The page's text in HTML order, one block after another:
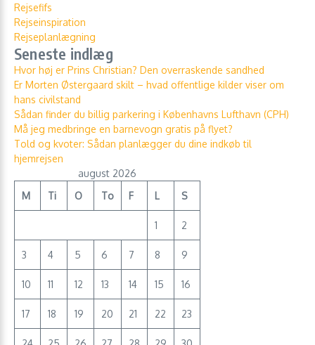
Rejsefifs
Rejseinspiration
Rejseplanlægning
Seneste indlæg
Hvor høj er Prins Christian? Den overraskende sandhed
Er Morten Østergaard skilt – hvad offentlige kilder viser om
hans civilstand
Sådan finder du billig parkering i Københavns Lufthavn (CPH)
Må jeg medbringe en barnevogn gratis på flyet?
Told og kvoter: Sådan planlægger du dine indkøb til
hjemrejsen
august 2026
M
Ti O To F L S
1 2
3 4 5 6 7 8 9
10 11 12 13 14 15 16
17 18 19 20 21 22 23